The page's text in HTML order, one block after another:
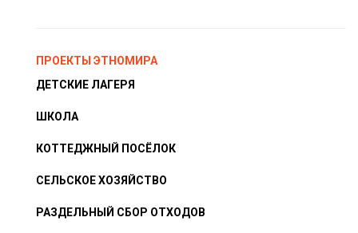
ПРОЕКТЫ ЭТНОМИРА
ДЕТСКИЕ ЛАГЕРЯ
ШКОЛА
КОТТЕДЖНЫЙ ПОСЁЛОК
СЕЛЬСКОЕ ХОЗЯЙСТВО
РАЗДЕЛЬНЫЙ СБОР ОТХОДОВ